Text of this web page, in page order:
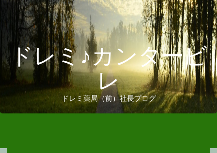
ドレミ♪カンタービ
レ
ドレミ薬局（前）社長ブログ